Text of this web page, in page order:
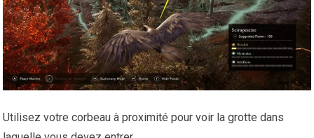
Utilisez votre corbeau à proximité pour voir la grotte dans